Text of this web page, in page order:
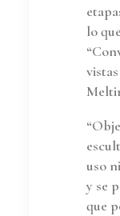
lo
uso
y se
que